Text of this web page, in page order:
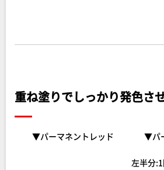
重ね塗りでしっかり発色さ
▼パーマネントレッド ▼パ
左半分